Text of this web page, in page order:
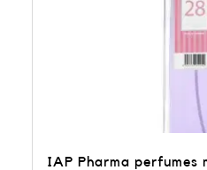
IAP Pharma perfumes